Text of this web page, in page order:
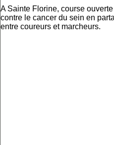
A Sainte Florine, course
contre le cancer du sein en
entre coureurs et marcheurs.